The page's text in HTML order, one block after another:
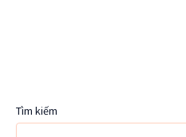
Tìm kiếm